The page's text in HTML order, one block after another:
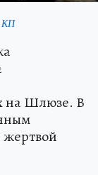
КП
на Шлюзе. В
жертвой